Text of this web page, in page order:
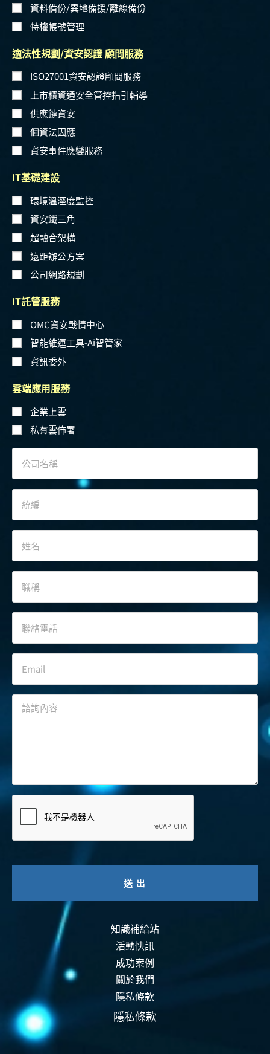
資料備份/異地備援/離線備份
特權帳號管理
適法性規劃/資安認證 顧問服務
ISO27001資安認證顧問服務
上市櫃資通安全管控指引輔導
供應鏈資安
個資法因應
資安事件應變服務
IT基礎建設
環境溫溼度監控
資安鐵三角
超融合架構
遠距辦公方案
公司網路規劃
IT託管服務
OMC資安戰情中心
智能維運工具-Ai智管家
資訊委外
雲端應用服務
企業上雲
私有雲佈署
知識補給站
活動快訊
成功案例
關於我們
隱私條款
隱私條款
資安認證 智能運維